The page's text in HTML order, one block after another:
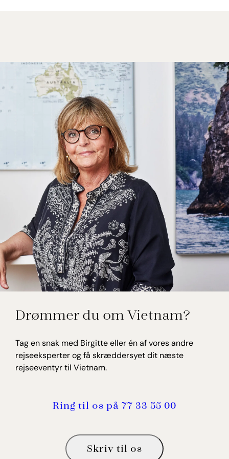
Birgitte Willumsen
Drømmer du om Vietnam?
Tag en snak med Birgitte eller én af vores andre
rejseeksperter og få skræddersyet dit næste
rejseeventyr til Vietnam.
Ring til os på 77 33 55 00
Skriv til os